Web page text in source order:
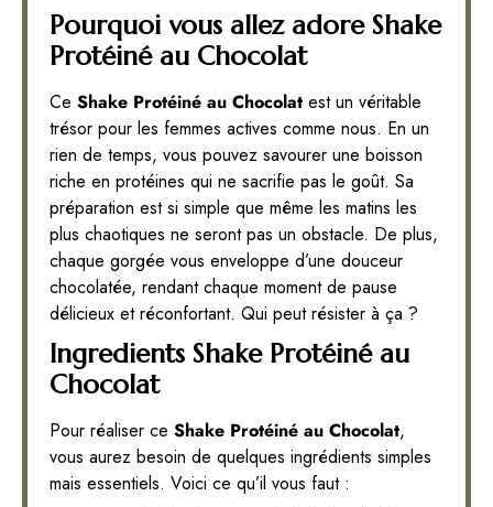
Pourquoi vous allez adore Shake
Protéiné au Chocolat
Ce Shake Protéiné au Chocolat est un véritable
trésor pour les femmes actives comme nous. En un
rien de temps, vous pouvez savourer une boisson
riche en protéines qui ne sacrifie pas le goût. Sa
préparation est si simple que même les matins les
plus chaotiques ne seront pas un obstacle. De plus,
chaque gorgée vous enveloppe d’une douceur
chocolatée, rendant chaque moment de pause
délicieux et réconfortant. Qui peut résister à ça ?
Ingredients Shake Protéiné au
Chocolat
Pour réaliser ce Shake Protéiné au Chocolat,
vous aurez besoin de quelques ingrédients simples
mais essentiels. Voici ce qu’il vous faut :